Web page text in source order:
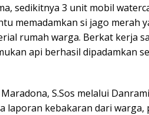
sedikitnya 3 unit mobil
memadamkan si jago merah
rumah warga. Berkat kerja
api berhasil dipadamkan
S.Sos melalui
laporan kebakaran dari warga,